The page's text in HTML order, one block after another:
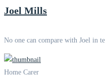
Joel Mills
No one can compare with Joel in
Home Carer